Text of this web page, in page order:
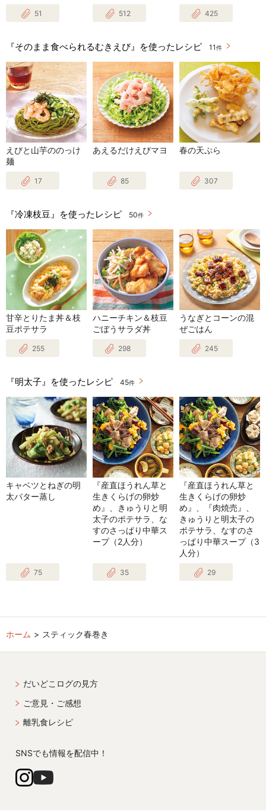
51 512 425
『そのまま食べられるむきえび』を使ったレシピ 11 件
えびと山芋ののっけ
麺
17
あえるだけえびマヨ
85
春の天ぷら
307
『冷凍枝豆』を使ったレシピ 50件
甘辛とりたま丼＆枝
豆ポテサラ
255
ハニーチキン＆枝豆
ごぼうサラダ丼
298
うなぎとコーンの混
ぜごはん
245
『明太子』を使ったレシピ 45件
キャベツとねぎの明
太バター蒸し
75
『産直ほうれん草と
生きくらげの卵炒
め』、きゅうりと明
太子のポテサラ、な
すのさっぱり中華ス
ープ（2人分）
35
『産直ほうれん草と
生きくらげの卵炒
め』、『肉焼売』、
きゅうりと明太子の
ポテサラ、なすのさ
っぱり中華スープ（3
人分）
29
ホーム スティック春巻き
だいどこログの見方
ご意見・ご感想
離乳食レシピ
SNSでも情報を配信中！